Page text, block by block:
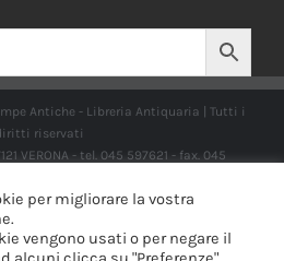
Antiche - Libreria Antiquaria | Tutti i
riservati
VERONA - tel. 045 597621 - fax. 045
per migliorare la vostra
vengono usati o per negare il